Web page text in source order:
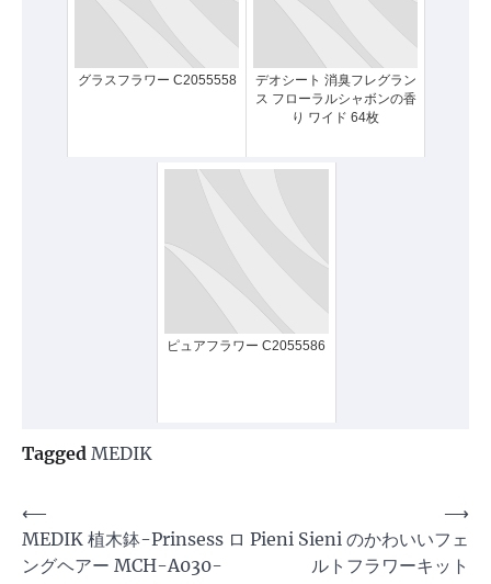
グラスフラワー C2055558
デオシート 消臭フレグラン
ス フローラルシャボンの香
り ワイド 64枚
ピュアフラワー C2055586
Tagged MEDIK
投
稿
⟵
MEDIK 植木鉢-Prinsess ロ
ングヘアー MCH-A030-
Pieni Sieni のかわいいフェ
ルトフラワーキット
⟶